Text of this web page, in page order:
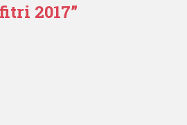
2017”